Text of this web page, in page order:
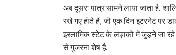
अब दूसरा पात्र सामने लाया जाता है.
रखे गए होते हैं, जो एक दिन इंटरनेट पर
इस्लामिक स्टेट के लड़ाकों में जुड़ने जा
से गुजरना शेष है.